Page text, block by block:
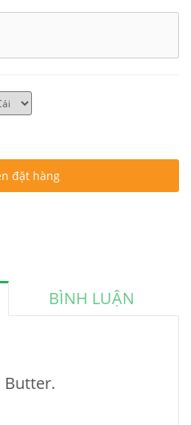
đặt hàng
BÌNH LUẬN
Butter.